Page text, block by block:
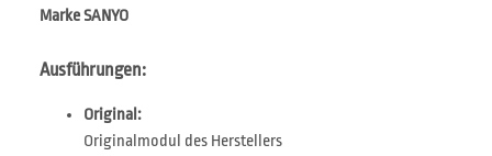
Marke SANYO
Ausführungen:
Original:
Originalmodul des Herstellers